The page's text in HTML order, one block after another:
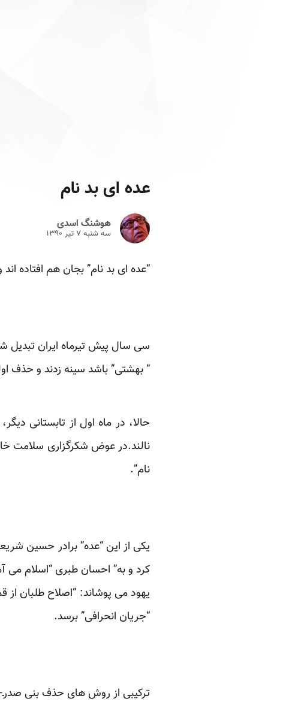
عده ای بد نام
هوشنگ اسدی
سه شنبه ۷ تير ۱۳۹۰
“عده ای بد نام” بجان هم افتاده
سی سال پیش تیرماه ایران تبدیل
“ بهشتی” باشد سینه زدند و حذف
حالا، در ماه اول از تابستانی
نالند.در عوض شکرگزاری سلامت
نام”.
یکی از این “عده” برادر حسین
کرد و به” احسان طبری “اسلام
یهود می پوشاند: “اصلاح طلبان
“جریان انحرافی” برسد.
ترکیبی از روش های حذف بنی